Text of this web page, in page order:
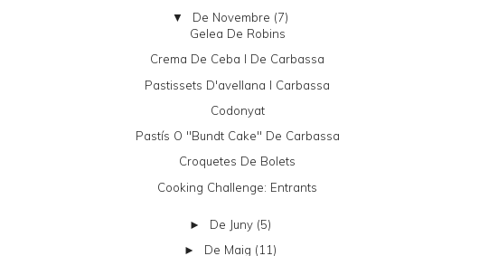
▼ De Novembre (7)
Gelea De Robins
Crema De Ceba I De Carbassa
Pastissets D'avellana I Carbassa
Codonyat
Pastís O "bundt Cake" De Carbassa
Croquetes De Bolets
Cooking Challenge: Entrants
► De Juny (5)
► De Maig (11)